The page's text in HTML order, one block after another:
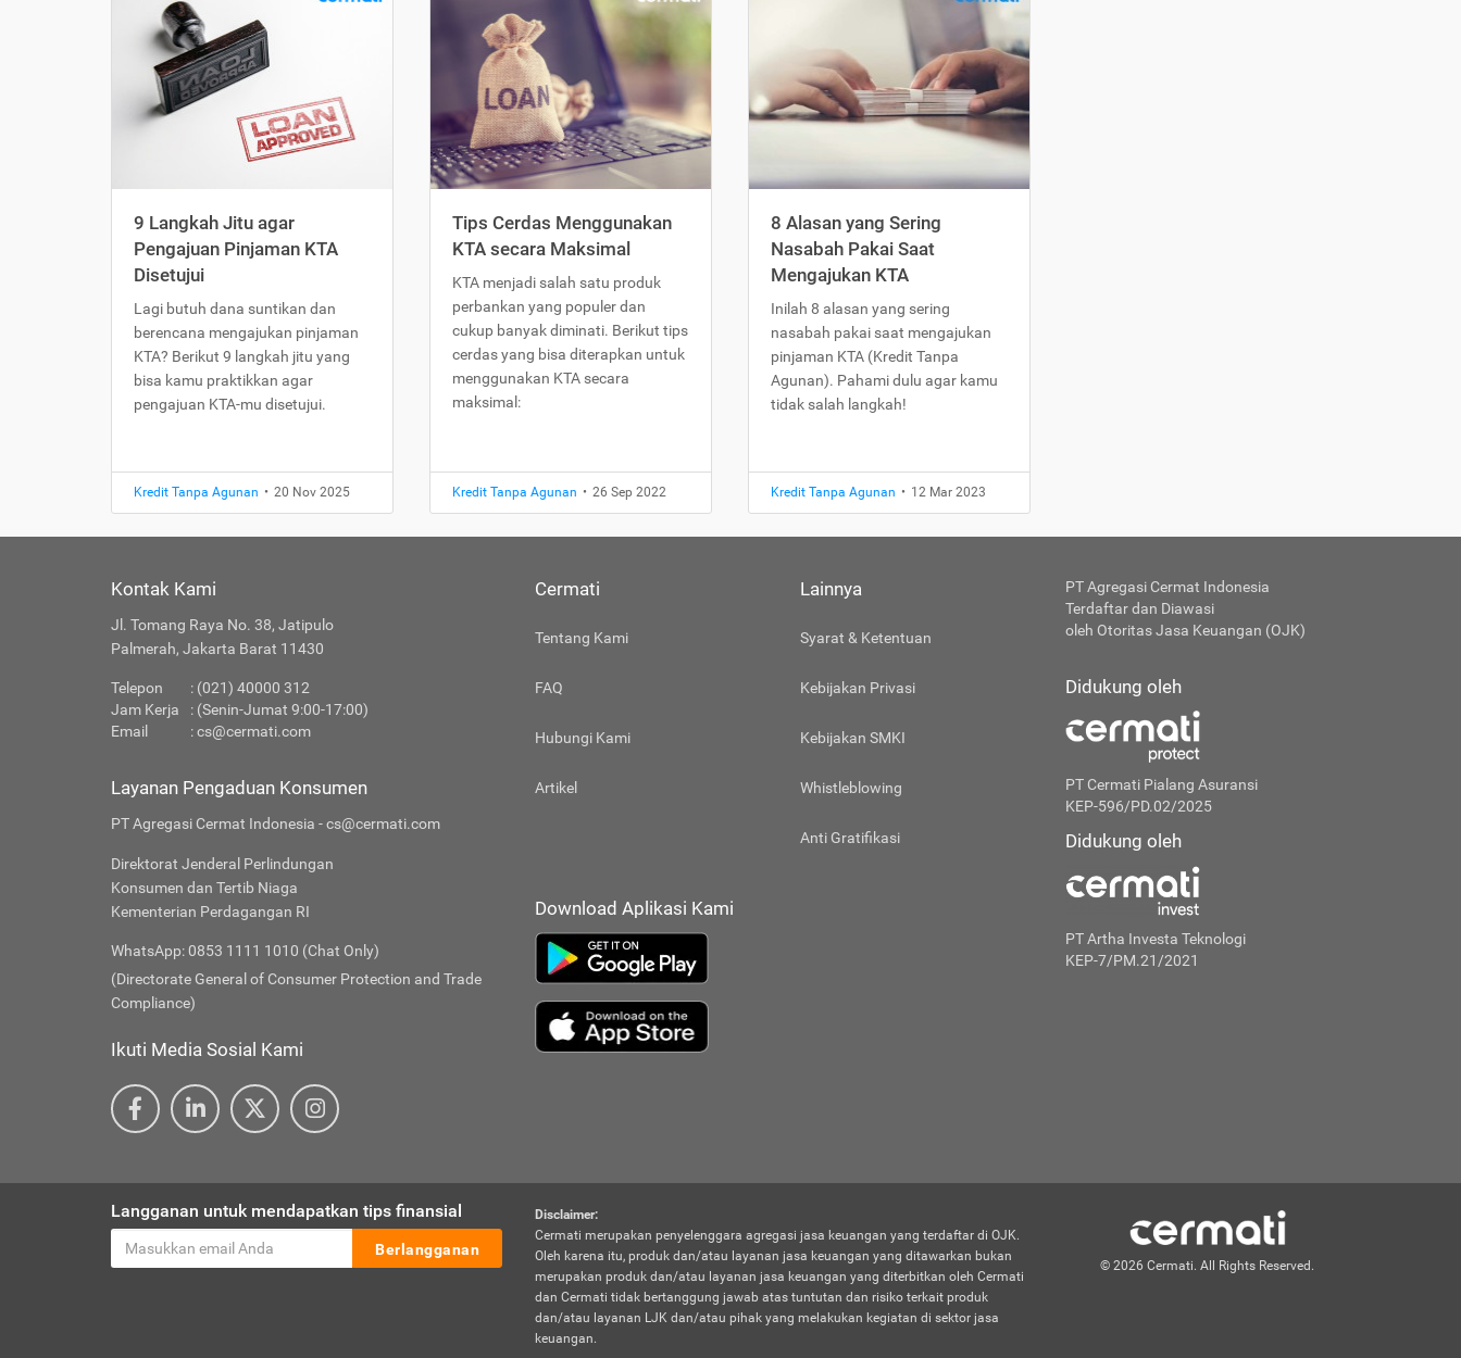
9 Langkah Jitu agar
Pengajuan Pinjaman KTA
Disetujui
Lagi butuh dana suntikan dan
berencana mengajukan pinjaman
KTA? Berikut 9 langkah jitu yang
bisa kamu praktikkan agar
pengajuan KTA-mu disetujui.
Kredit Tanpa Agunan • 20 Nov 2025
Tips Cerdas Menggunakan
KTA secara Maksimal
KTA menjadi salah satu produk
perbankan yang populer dan
cukup banyak diminati. Berikut tips
cerdas yang bisa diterapkan untuk
menggunakan KTA secara
maksimal:
Kredit Tanpa Agunan • 26 Sep 2022
8 Alasan yang Sering
Nasabah Pakai Saat
Mengajukan KTA
Inilah 8 alasan yang sering
nasabah pakai saat mengajukan
pinjaman KTA (Kredit Tanpa
Agunan). Pahami dulu agar kamu
tidak salah langkah!
Kredit Tanpa Agunan • 12 Mar 2023
Kontak Kami
Jl. Tomang Raya No. 38, Jatipulo
Palmerah, Jakarta Barat 11430
Telepon
: (021) 40000 312
Jam Kerja
: (Senin-Jumat 9:00-17:00)
Email
:cs@cermati.com
Layanan Pengaduan Konsumen
PT Agregasi Cermat Indonesia - cs@cermati.com
Direktorat Jenderal Perlindungan
Konsumen dan Tertib Niaga
Kementerian Perdagangan RI
WhatsApp: 0853 1111 1010 (Chat Only)
(Directorate General of Consumer Protection and Trade
Compliance)
Ikuti Media Sosial Kami
Cermati
Tentang Kami
FAQ
Hubungi Kami
Artikel
Lainnya
Syarat & Ketentuan
Kebijakan Privasi
Kebijakan SMKI
Whistleblowing
Anti Gratifikasi
Download Aplikasi Kami
PT Agregasi Cermat Indonesia
Terdaftar dan Diawasi
oleh Otoritas Jasa Keuangan (OJK)
Didukung oleh
PT Cermati Pialang Asuransi
KEP-596/PD.02/2025
Didukung oleh
PT Artha Investa Teknologi
KEP-7/PM.21/2021
Langganan untuk mendapatkan tips finansial
Berlangganan
Disclaimer:
Cermati merupakan penyelenggara agregasi jasa keuangan yang terdaftar di OJK.
Oleh karena itu, produk dan/atau layanan jasa keuangan yang ditawarkan bukan
merupakan produk dan/atau layanan jasa keuangan yang diterbitkan oleh Cermati
dan Cermati tidak bertanggung jawab atas tuntutan dan risiko terkait produk
dan/atau layanan LJK dan/atau pihak yang melakukan kegiatan di sektor jasa
keuangan.
© 2026 Cermati. All Rights Reserved.